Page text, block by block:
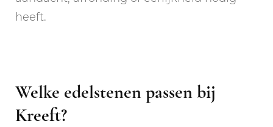
heeft.
Welke edelstenen passen bij
Kreeft?